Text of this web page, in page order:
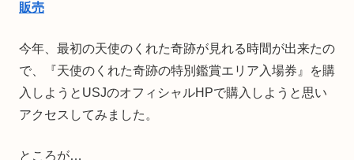
販売
今年、最初の天使のくれた奇跡が見れる時間が出来たの
で、『天使のくれた奇跡の特別鑑賞エリア入場券』を購
入しようとUSJのオフィシャルHPで購入しようと思い
アクセスしてみました。
ところが…